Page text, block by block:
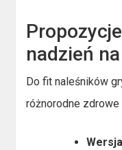
nadzień
Do fit naleśników
różnorodne zdrowe